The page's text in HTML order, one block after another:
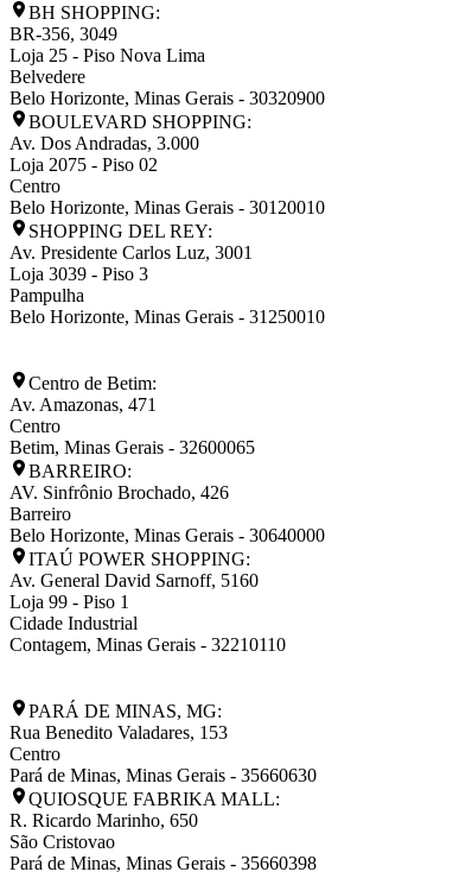
BH SHOPPING:
BR-356, 3049
Loja 25 - Piso Nova Lima
Belvedere
Belo Horizonte, Minas Gerais - 30320900
BOULEVARD SHOPPING:
Av. Dos Andradas, 3.000
Loja 2075 - Piso 02
Centro
Belo Horizonte, Minas Gerais - 30120010
SHOPPING DEL REY:
Av. Presidente Carlos Luz, 3001
Loja 3039 - Piso 3
Pampulha
Belo Horizonte, Minas Gerais - 31250010
Centro de Betim:
Av. Amazonas, 471
Centro
Betim, Minas Gerais - 32600065
BARREIRO:
AV. Sinfrônio Brochado, 426
Barreiro
Belo Horizonte, Minas Gerais - 30640000
ITAÚ POWER SHOPPING:
Av. General David Sarnoff, 5160
Loja 99 - Piso 1
Cidade Industrial
Contagem, Minas Gerais - 32210110
PARÁ DE MINAS, MG:
Rua Benedito Valadares, 153
Centro
Pará de Minas, Minas Gerais - 35660630
QUIOSQUE FABRIKA MALL:
R. Ricardo Marinho, 650
São Cristovao
Pará de Minas, Minas Gerais - 35660398